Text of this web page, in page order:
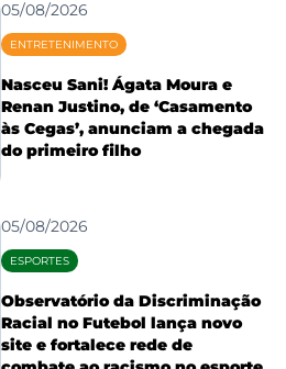
05/08/2026
ENTRETENIMENTO
Nasceu Sani! Ágata Moura e
Renan Justino, de ‘Casamento
às Cegas’, anunciam a chegada
do primeiro filho
05/08/2026
ESPORTES
Observatório da Discriminação
Racial no Futebol lança novo
site e fortalece rede de